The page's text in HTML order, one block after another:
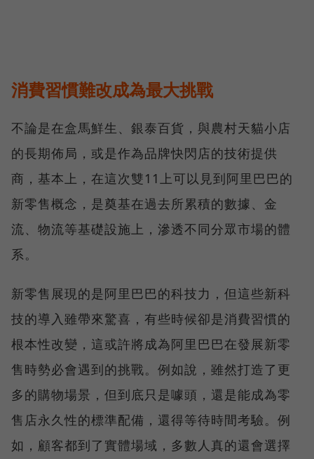
消費習慣難改成為最大挑戰
不論是在盒馬鮮生、銀泰百貨，與農村天貓小店
的長期佈局，或是作為品牌快閃店的技術提供
商，基本上，在這次雙11上可以見到阿里巴巴的
新零售概念，是奠基在過去所累積的數據、金
流、物流等基礎設施上，滲透不同分眾市場的體
系。
新零售展現的是阿里巴巴的科技力，但這些新科
技的導入雖帶來驚喜，有些時候卻是消費習慣的
根本性改變，這或許將成為阿里巴巴在發展新零
售時勢必會遇到的挑戰。例如說，雖然打造了更
多的購物場景，但到底只是噱頭，還是能成為零
售店永久性的標準配備，還得等待時間考驗。例
如，顧客都到了實體場域，多數人真的還會選擇